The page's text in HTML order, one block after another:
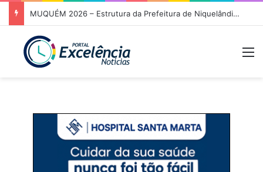
MUQUÉM 2026 – Estrutura da Prefeitura de Niquelândia oferece acolhimento e atendimento aos romeiros na Rodovia da Fé nesta noite